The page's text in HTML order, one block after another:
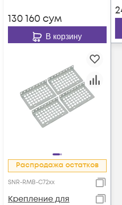
130 160 сум
В корзину
Распродажа остатков
SNR-RMB-C72xx
Крепление для